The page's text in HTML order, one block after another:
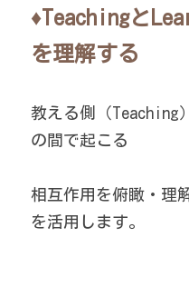
♦Teachingと
を理解する
教える側（Teaching
の間で起こる
相互作用を俯瞰・理
を活用します。